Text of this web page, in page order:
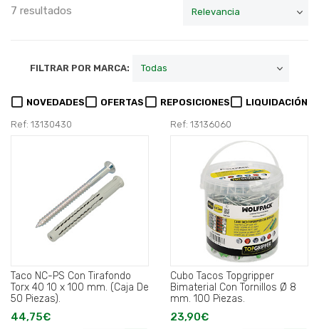
7 resultados
FILTRAR POR MARCA:
NOVEDADES OFERTAS REPOSICIONES LIQUIDACIÓN
Ref: 13130430
Taco NC-PS Con Tirafondo
Torx 40 10 x 100 mm. (Caja De
50 Piezas).
44,75€
Ref: 13136060
Cubo Tacos Topgripper
Bimaterial Con Tornillos Ø 8
mm. 100 Piezas.
23,90€